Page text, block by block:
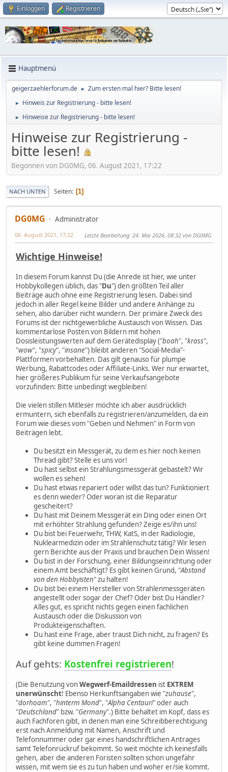
Einloggen Registrieren
Hauptmenü
geigerzaehlerforum.de ► Zum ersten mal hier? Bitte lesen!
► Hinweis zur Registrierung - bitte lesen!
► Hinweise zur Registrierung - bitte lesen!
Hinweise zur Registrierung -
bitte lesen!
Begonnen von DG0MG, 06. August 2021, 17:22
NACH UNTEN Seiten 1
DG0MG Administrator
06. August 2021, 17:22 Letzte Bearbeitung: 24. Mai 2026, 08:32 von DG0MG
Wichtige Hinweise!
In diesem Forum kannst Du (die Anrede ist hier, wie unter
Hobbykollegen üblich, das "Du") den größten Teil aller
Beiträge auch ohne eine Registrierung lesen. Dabei sind
jedoch in aller Regel keine Bilder und andere Anhänge zu
sehen, also darüber nicht wundern. Der primäre Zweck des
Forums ist der nichtgewerbliche Austausch von Wissen. Das
kommentarlose Posten von Bildern mit hohen
Dosisleistungswerten auf dem Gerätedisplay ("boah", "krass",
"wow", "spicy", "insane") bleibt anderen "Social-Media"-
Plattformen vorbehalten. Das gilt genauso für plumpe
Werbung, Rabattcodes oder Affiliate-Links. Wer nur erwartet,
hier größeres Publikum für seine Verkaufsangebote
vorzufinden: Bitte unbedingt wegbleiben!
Die vielen stillen Mitleser möchte ich aber ausdrücklich
ermuntern, sich ebenfalls zu registrieren/anzumelden, da ein
Forum wie dieses vom "Geben und Nehmen" in Form von
Beiträgen lebt.
Du besitzt ein Messgerät, zu dem es hier noch keinen
Thread gibt? Stelle es uns vor!
Du hast selbst ein Strahlungsmessgerät gebastelt? Wir
wollen es sehen!
Du hast etwas repariert oder willst das tun? Funktioniert
es denn wieder? Oder woran ist die Reparatur
gescheitert?
Du hast mit Deinem Messgerät ein Ding oder einen Ort
mit erhöhter Strahlung gefunden? Zeige es/ihn uns!
Du bist bei Feuerwehr, THW, KatS, in der Radiologie,
Nuklearmedizin oder im Strahlenschutz tätig? Wir lesen
gern Berichte aus der Praxis und brauchen Dein Wissen!
Du bist in der Forschung, einer Bildungseinrichtung oder
einem Amt beschäftigt? Es gibt keinen Grund, "Abstand
von den Hobbyisten" zu halten!
Du bist bei einem Hersteller von Strahlenmessgeräten
angestellt oder sogar der Chef? Oder bist Du Händler?
Alles gut, es spricht nichts gegen einen fachlichen
Austausch oder die Diskussion von
Produkteigenschaften.
Du hast eine Frage, aber traust Dich nicht, zu fragen? Es
gibt keine dummen Fragen!
Auf gehts: Kostenfrei registrieren!
(Die Benutzung vonWegwerf-Emaildressen ist EXTREM
unerwünscht! Ebenso Herkunftsangaben wie "zuhause",
"dorhoam", "hinterm Mond", "Alpha Centauri" oder auch
"Deutschland" bzw. "Germany".) Bitte behaltet im Kopf, dass es
auch Fachforen gibt, in denen man eine Schreibberechtigung
erst nach Anmeldung mit Namen, Anschrift und
Telefonnummer oder gar eines handschriftlichen Antrages
samt Telefonrückruf bekommt. So weit möchte ich keinesfalls
gehen, aber die anderen Foristen sollten schon ungefähr
wissen, mit wem sie es zu tun haben und woher er/sie kommt.